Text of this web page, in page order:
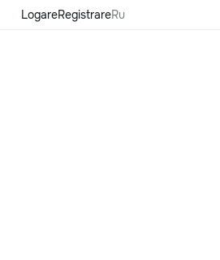
LogareRegistrareRu